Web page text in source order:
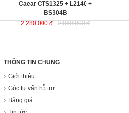
Caear CTS1325 + L2140 +
BS304B
2.280.000 đ
2.860.000 đ
THÔNG TIN CHUNG
Giới thiệu
Góc tư vấn hỗ trợ
Bảng giá